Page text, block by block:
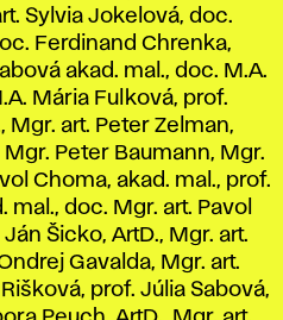
Sylvia Jokelová, doc.
Ferdinand Chrenka,
akad. mal., doc. M.A.
Mária Fulková, prof.
Mgr. art. Peter Zelman,
Peter Baumann, Mgr.
Choma, akad. mal., prof.
mal., doc. Mgr. art. Pavol
Šicko, ArtD., Mgr. art.
Gavalda, Mgr. art.
prof. Júlia Sabová,